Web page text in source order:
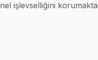
söyleyin,
işlevselliğini